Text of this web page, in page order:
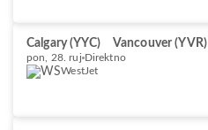
Calgary (YYC) Vancouver (YVR)
pon, 28. ruj Direktno
WestJet